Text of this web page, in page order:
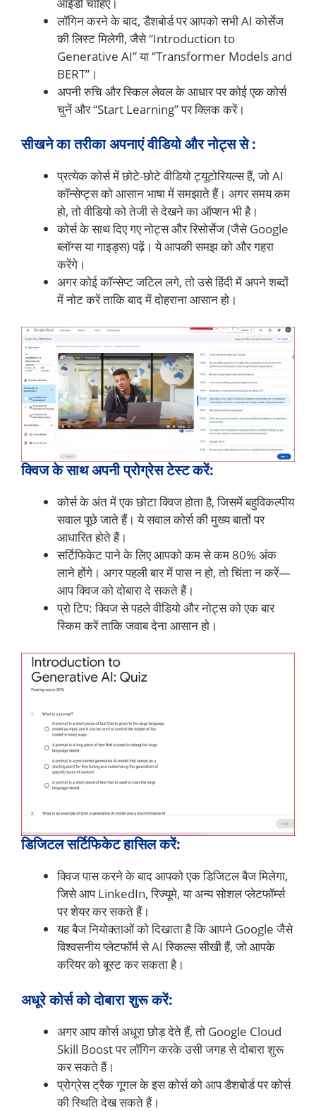
लॉगिन करने के बाद, डैशबोर्ड पर आपको सभी AI कोर्सेज
की लिस्ट मिलेगी, जैसे “Introduction to
Generative AI” या “Transformer Models and
BERT”।
अपनी रुचि और स्किल लेवल के आधार पर कोई एक कोर्स
चुनें और “Start Learning” पर क्लिक करें।
सीखने का तरीका अपनाएं वीडियो और नोट्स से :
प्रत्येक कोर्स में छोटे-छोटे वीडियो ट्यूटोरियल्स हैं, जो AI
कॉन्सेप्ट्स को आसान भाषा में समझाते हैं। अगर समय कम
हो, तो वीडियो को तेजी से देखने का ऑप्शन भी है।
कोर्स के साथ दिए गए नोट्स और रिसोर्सेज (जैसे Google
ब्लॉग्स या गाइड्स) पढ़ें। ये आपकी समझ को और गहरा
करेंगे।
अगर कोई कॉन्सेप्ट जटिल लगे, तो उसे हिंदी में अपने शब्दों
में नोट करें ताकि बाद में दोहराना आसान हो।
क्विज के साथ अपनी प्रोग्रेस टेस्ट करें:
कोर्स के अंत में एक छोटा क्विज होता है, जिसमें बहुविकल्पीय
सवाल पूछे जाते हैं। ये सवाल कोर्स की मुख्य बातों पर
आधारित होते हैं।
सर्टिफिकेट पाने के लिए आपको कम से कम 80% अंक
लाने होंगे। अगर पहली बार में पास न हो, तो चिंता न करें—
आप क्विज को दोबारा दे सकते हैं।
प्रो टिप: क्विज से पहले वीडियो और नोट्स को एक बार
स्किम करें ताकि जवाब देना आसान हो।
डिजिटल सर्टिफिकेट हासिल करें:
क्विज पास करने के बाद आपको एक डिजिटल बैज मिलेगा,
जिसे आप LinkedIn, रिज्यूमे, या अन्य सोशल प्लेटफॉर्म्स
पर शेयर कर सकते हैं।
यह बैज नियोक्ताओं को दिखाता है कि आपने Google जैसे
विश्वसनीय प्लेटफॉर्म से AI स्किल्स सीखी हैं, जो आपके
करियर को बूस्ट कर सकता है।
अधूरे कोर्स को दोबारा शुरू करें:
अगर आप कोर्स अधूरा छोड़ देते हैं, तो Google Cloud
Skill Boost पर लॉगिन करके उसी जगह से दोबारा शुरू
कर सकते हैं।
प्रोग्रेस ट्रैक गूगल के इस कोर्स को आप डैशबोर्ड पर कोर्स
की स्थिति देख सकते हैं।